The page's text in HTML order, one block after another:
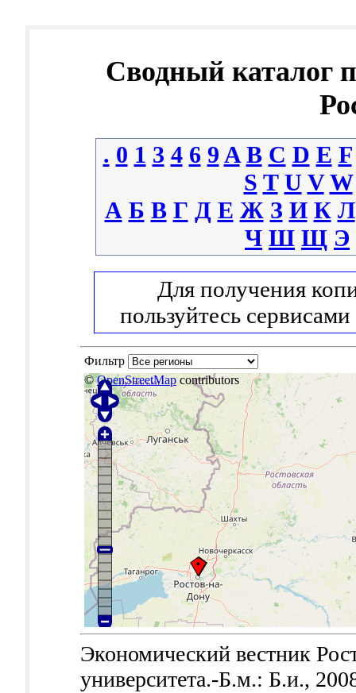
Сводный каталог
. 0 1 3 4 6 9 A B C D E F
S T U V W
А Б В Г Д Е Ж З И К Л
Ч Ш Щ Э
Для получения
пользуйтесь сервисами
Фильтр
©OpenStreetMapcontributors
Экономический вестник
университета.-Б.м.: Б.и.,